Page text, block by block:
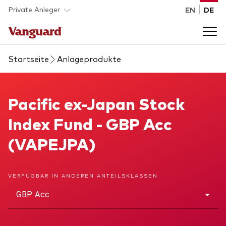
Skip to main content
Private Anleger EN DE
Anlageprodukte
Produktart
ETFs
Wissen
Wie investieren
Startseite Anlageprodukte
Pacific ex-Japan Stock Index Fund
Pacific ex-Japan Stock
Index Fund - GBP Acc
(VAPEJPA)
VERFÜGBAR IN ANDEREN ANTEILSKLASSEN
GBP Acc